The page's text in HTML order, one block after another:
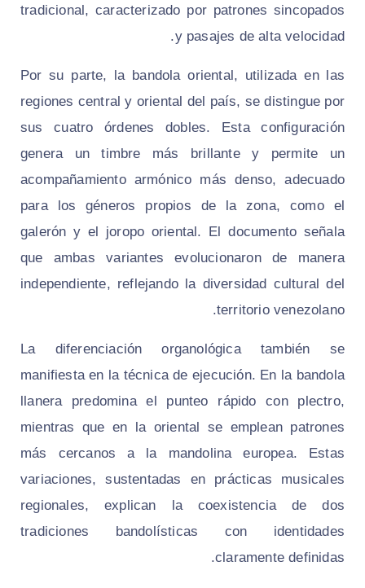
tradicional, caracterizado por patrones sincopados
y pasajes de alta velocidad.
Por su parte, la bandola oriental, utilizada en las
regiones central y oriental del país, se distingue por
sus cuatro órdenes dobles. Esta configuración
genera un timbre más brillante y permite un
acompañamiento armónico más denso, adecuado
para los géneros propios de la zona, como el
galerón y el joropo oriental. El documento señala
que ambas variantes evolucionaron de manera
independiente, reflejando la diversidad cultural del
territorio venezolano.
La diferenciación organológica también se
manifiesta en la técnica de ejecución. En la bandola
llanera predomina el punteo rápido con plectro,
mientras que en la oriental se emplean patrones
más cercanos a la mandolina europea. Estas
variaciones, sustentadas en prácticas musicales
regionales, explican la coexistencia de dos
tradiciones bandolísticas con identidades
claramente definidas.